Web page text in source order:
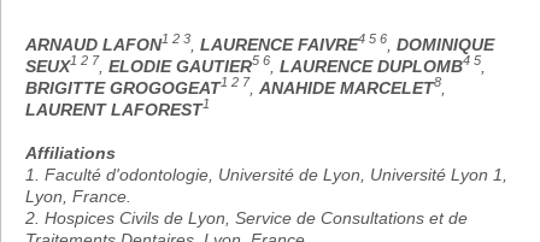
ARNAUD LAFON1 2 3 LAURENCE FAIVRE4 5 6
DOMINIQUE
SEUX1 2 7 ELODIE GAUTIER5 6 LAURENCE DUPLOMB4 5
BRIGITTE GROGOGEAT1 2 7 ANAHIDE MARCELET8
LAURENT LAFOREST1
Affiliations
1. Faculté d'odontologie, Université de Lyon, Université Lyon 1,
Lyon, France.
2. Hospices Civils de Lyon, Service de Consultations et de